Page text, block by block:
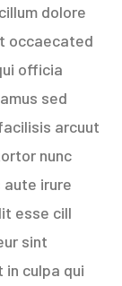
dolore
occaecated
officia
sed
arcuut
nunc
aute irure
esse cill
sint
culpa qui